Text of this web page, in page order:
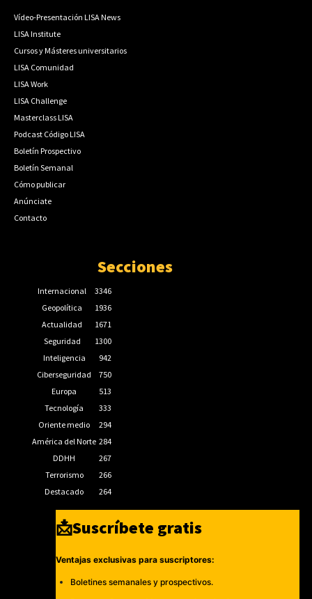
Vídeo-Presentación LISA News
LISA Institute
Cursos y Másteres universitarios
LISA Comunidad
LISA Work
LISA Challenge
Masterclass LISA
Podcast Código LISA
Boletín Prospectivo
Boletín Semanal
Cómo publicar
Anúnciate
Contacto
Secciones
Internacional
3346
Geopolítica
1936
Actualidad
1671
Seguridad
1300
Inteligencia
942
Ciberseguridad
750
Europa
513
Tecnología
333
Oriente medio
294
América del Norte 284
DDHH
267
Terrorismo
266
Destacado
264
📩Suscríbete gratis
Ventajas exclusivas para suscriptores:
Boletines semanales y prospectivos.